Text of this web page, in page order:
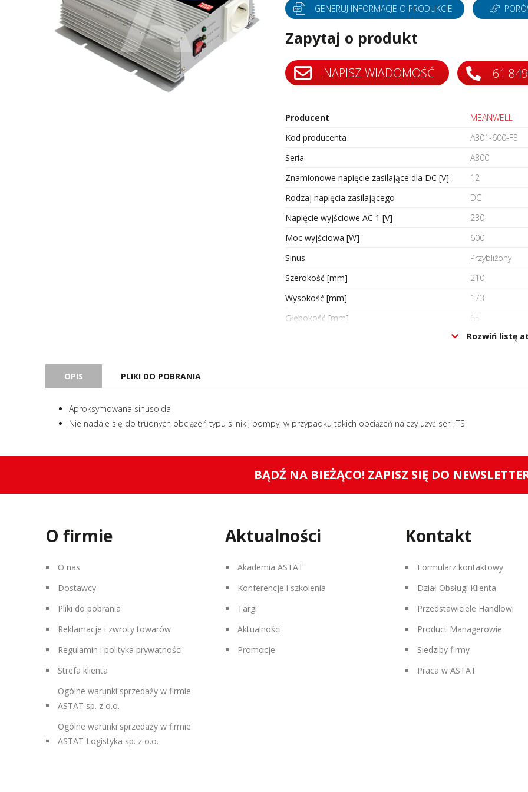
Automatyka budynkowa i osprzęt
elektroinstalacyjny
Konwertery częstotliwości
Konwertery protokołów przemysłowych
Lampy do szaf sterowniczych
Mierniki i wyświetlacze
Moduły interfejsowe
Silniki bezszczotkowe i
Styczniki
Systemy wózków kablowych i
szynoprzewody
Transformatory AC AC
Wyłączniki i rozłączniki
GENERUJ INFORMACJE O PRODUKCIE
Zapytaj o produkt
NAPISZ WIADOMOŚĆ 61
Producent
MEANWELL
Kod producenta
A301-600-F3
Seria
A300
Znamionowe napięcie zasilające dla DC [V]
12
Rodzaj napięcia zasilającego
DC
Napięcie wyjściowe AC 1 [V]
230
Moc wyjściowa [W]
600
Sinus
Przybliżony
Szerokość [mm]
210
Wysokość [mm]
173
Głębokość [mm]
65
Box
Certyfikat RoHS
Rozwiń listę
OPIS PLIKI DO POBRANIA
Aproksymowana sinusoida
Nie nadaje się do trudnych obciążeń typu silniki, pompy, w przypadku takich obciążeń należy użyć serii TS
BĄDŹ NA BIEŻĄCO! ZAPISZ SIĘ DO
O firmie
O nas
Dostawcy
Pliki do pobrania
Reklamacje i zwroty towarów
Regulamin i polityka prywatności
Strefa klienta
Ogólne warunki sprzedaży w firmie
ASTAT sp. z o.o.
Ogólne warunki sprzedaży w firmie
ASTAT Logistyka sp. z o.o.
Aktualności
Akademia ASTAT
Konferencje i szkolenia
Targi
Aktualności
Promocje
Kontakt
Formularz kontaktowy
Dział Obsługi Klienta
Przedstawiciele Handlowi
Product Managerowie
Siedziby firmy
Praca w ASTAT